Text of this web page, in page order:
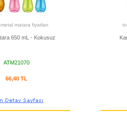
matara fiyatları
650 mL - Kokusuz
ATM21070
66,40 TL